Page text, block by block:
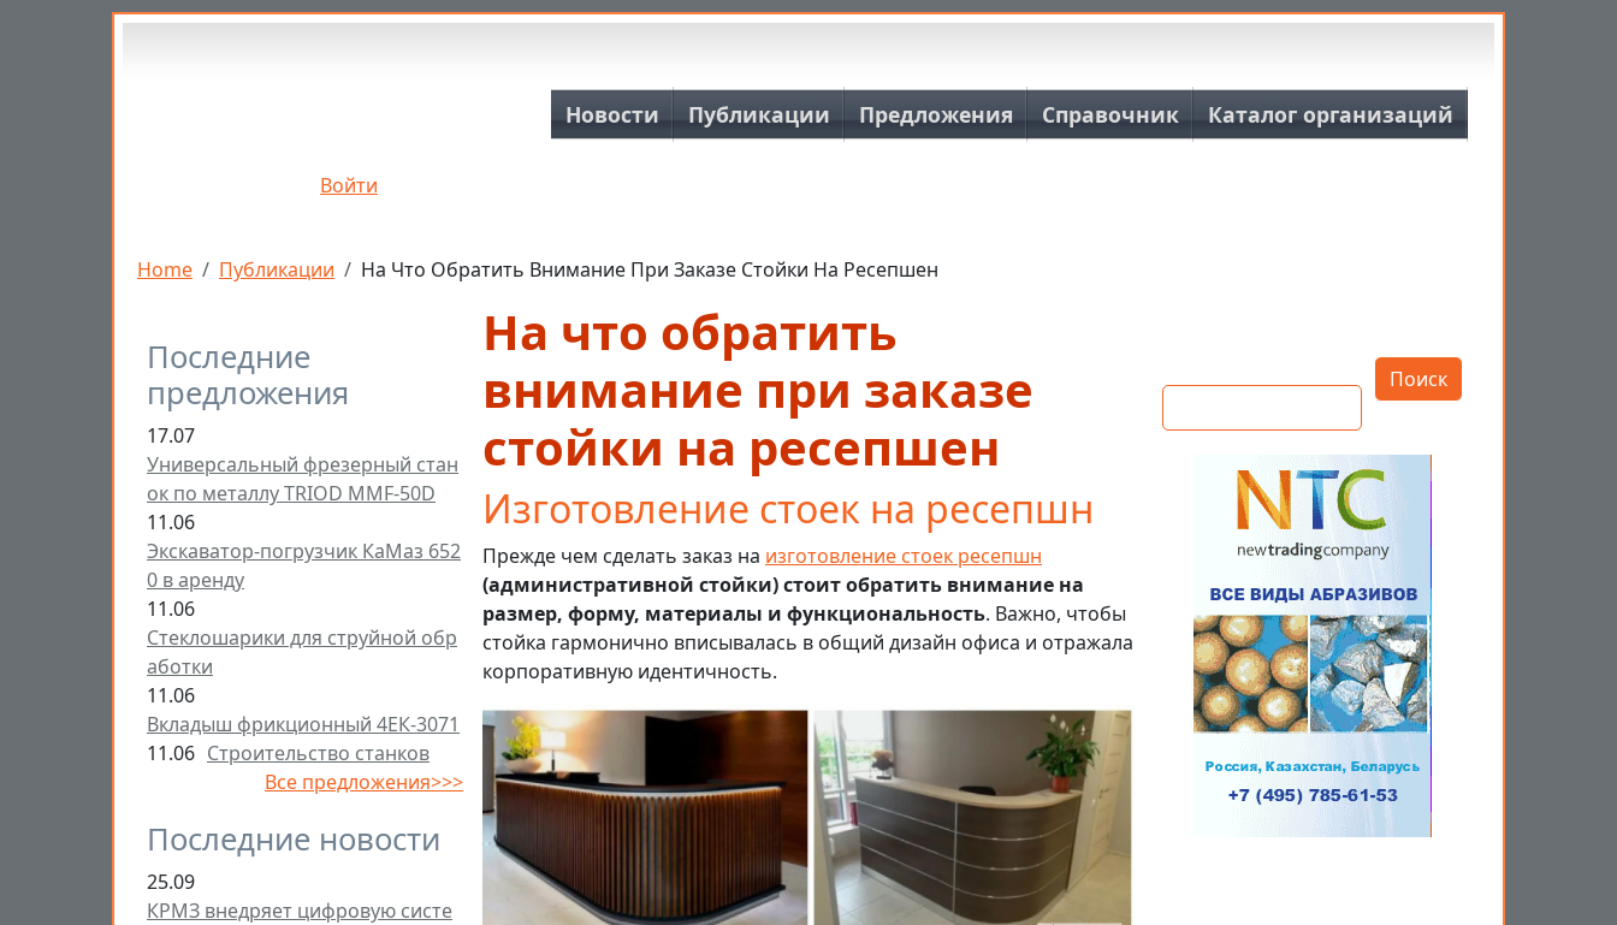
Перейти к основному содержанию
Войти
Основная навигация
Новости Публикации Предложения Справочник Каталог организаций
Строка навигации
Home Публикации На Что Обратить Внимание При Заказе Стойки На Ресепшен
Последние
предложения
17.07
Универсальный фрезерный стан
ок по металлу TRIOD MMF-50D
11.06
Экскаватор-погрузчик КаМаз 652
0 в аренду
11.06
Стеклошарики для струйной обр
аботки
11.06
Вкладыш фрикционный 4ЕК-3071
11.06 Строительство станков
Все предложения>>>
Последние новости
25.09
КРМЗ внедряет цифровую систе
На что обратить
внимание при заказе
стойки на ресепшен
Изготовление стоек на ресепшн
Прежде чем сделать заказ на изготовление стоек ресепшн
(административной стойки) стоит обратить внимание на
размер, форму, материалы и функциональность. Важно, чтобы
стойка гармонично вписывалась в общий дизайн офиса и отражала
корпоративную идентичность.